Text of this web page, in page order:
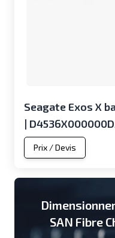
Seagate Exos X
|
Prix / Devis
SAN Fibre